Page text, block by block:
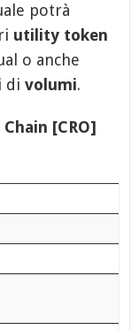
potrà
utility token
o anche
divolumi.
[CRO]